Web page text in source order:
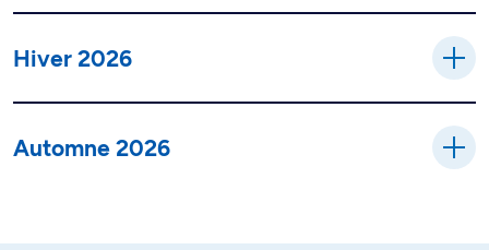
Hiver 2026
Automne 2026